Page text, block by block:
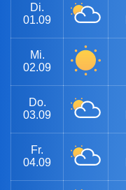
Di.
01.09
Mi.
02.09
Do.
03.09
Fr.
04.09